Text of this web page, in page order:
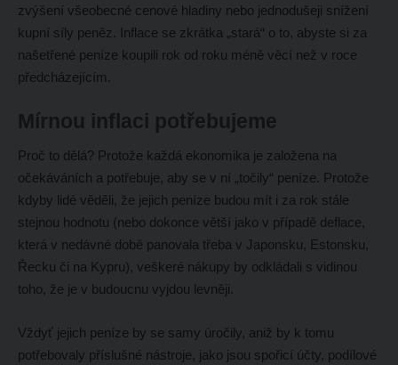
zvýšení všeobecné cenové hladiny nebo jednodušeji snížení
kupní síly peněz. Inflace se zkrátka „stará“ o to, abyste si za
našetřené peníze koupili rok od roku méně věcí než v roce
předcházejícím.
Mírnou inflaci potřebujeme
Proč to dělá? Protože každá ekonomika je založena na
očekáváních a potřebuje, aby se v ní „točily“ peníze. Protože
kdyby lidé věděli, že jejich peníze budou mít i za rok stále
stejnou hodnotu (nebo dokonce větší jako v případě deflace,
která v nedávné době panovala třeba v Japonsku, Estonsku,
Řecku či na Kypru), veškeré nákupy by odkládali s vidinou
toho, že je v budoucnu vyjdou levněji.
Vždyť jejich peníze by se samy úročily, aniž by k tomu
potřebovaly příslušné nástroje, jako jsou spořicí účty, podílové